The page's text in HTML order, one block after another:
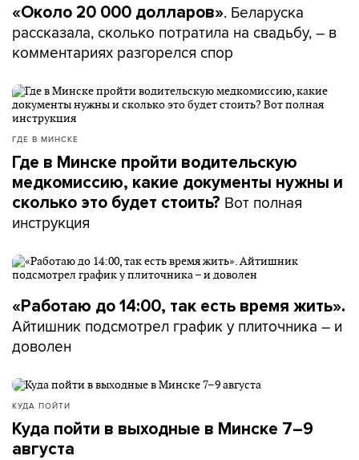
«Около 20 000 долларов». Беларуска
рассказала, сколько потратила на свадьбу, – в
комментариях разгорелся спор
ГДЕ В МИНСКЕ
Где в Минске пройти водительскую
медкомиссию, какие документы нужны и
сколько это будет стоить? Вот полная
инструкция
«Работаю до 14:00, так есть время жить».
Айтишник подсмотрел график у плиточника – и
доволен
КУДА ПОЙТИ
Куда пойти в выходные в Минске 7–9
августа